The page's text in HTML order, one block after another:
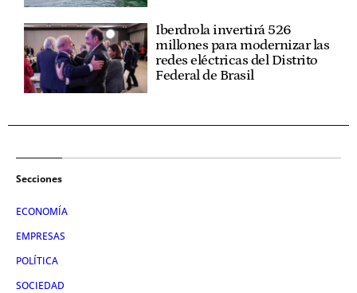
Iberdrola invertirá 526
millones para modernizar las
redes eléctricas del Distrito
Federal de Brasil
Secciones
ECONOMÍA
EMPRESAS
POLÍTICA
SOCIEDAD